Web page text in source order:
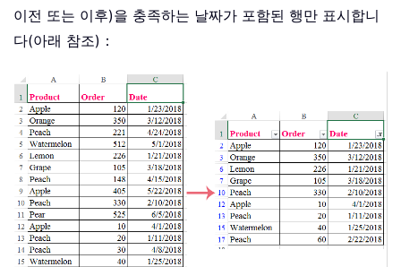
이전 또는 이후)을 충족하는 날짜가 포함된 행만 표시합니
다(아래 참조)：